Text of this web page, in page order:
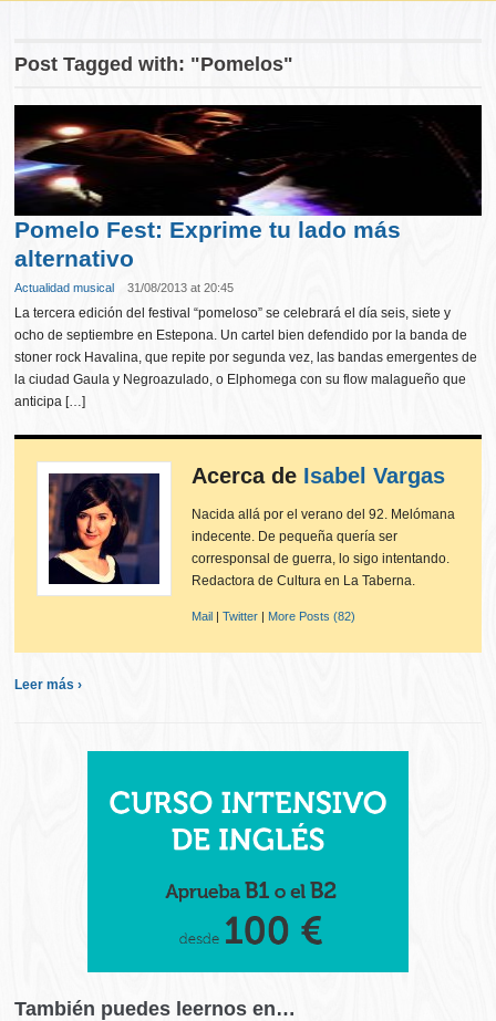
Post Tagged with: "Pomelos"
Pomelo Fest: Exprime tu lado más
alternativo
Actualidad musical 31/08/2013 at 20:45
La tercera edición del festival “pomeloso” se celebrará el día seis, siete y
ocho de septiembre en Estepona. Un cartel bien defendido por la banda de
stoner rock Havalina, que repite por segunda vez, las bandas emergentes de
la ciudad Gaula y Negroazulado, o Elphomega con su flow malagueño que
anticipa […]
Acerca de Isabel Vargas
Nacida allá por el verano del 92. Melómana
indecente. De pequeña quería ser
corresponsal de guerra, lo sigo intentando.
Redactora de Cultura en La Taberna.
Mail |Twitter | More Posts (82)
Leer más ›
También puedes leernos en…